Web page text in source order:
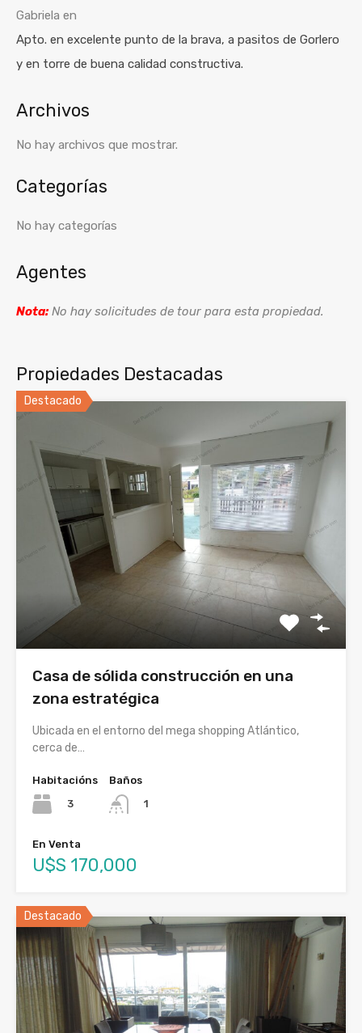
Gabriela en
Apto. en excelente punto de la brava, a pasitos de Gorlero
y en torre de buena calidad constructiva.
Archivos
No hay archivos que mostrar.
Categorías
No hay categorías
Agentes
Nota:No hay solicitudes de tour para esta propiedad.
Propiedades Destacadas
Destacado
Casa de sólida construcción en una
zona estratégica
Ubicada en el entorno del mega shopping Atlántico,
cerca de…
Habitacións
3
Baños
1
En Venta
U$S 170,000
Destacado